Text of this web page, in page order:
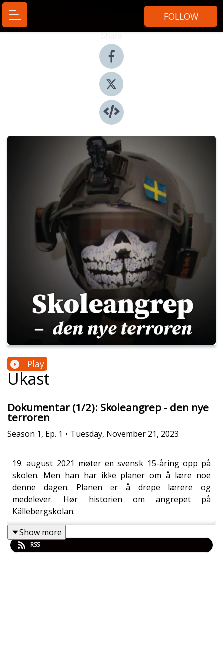
FOLLOW
Share
Play
Ukast
Dokumentar (1/2): Skoleangrep - den nye
terroren
Season 1, Ep. 1 • Tuesday, November 21, 2023
19. august 2021 møter en svensk 15-åring opp på
skolen. Men han har ikke planer om å lære noe
denne dagen. Planen er å drepe lærere og
medelever. Hør historien om angrepet på
Källebergskolan.
Show more
RSS